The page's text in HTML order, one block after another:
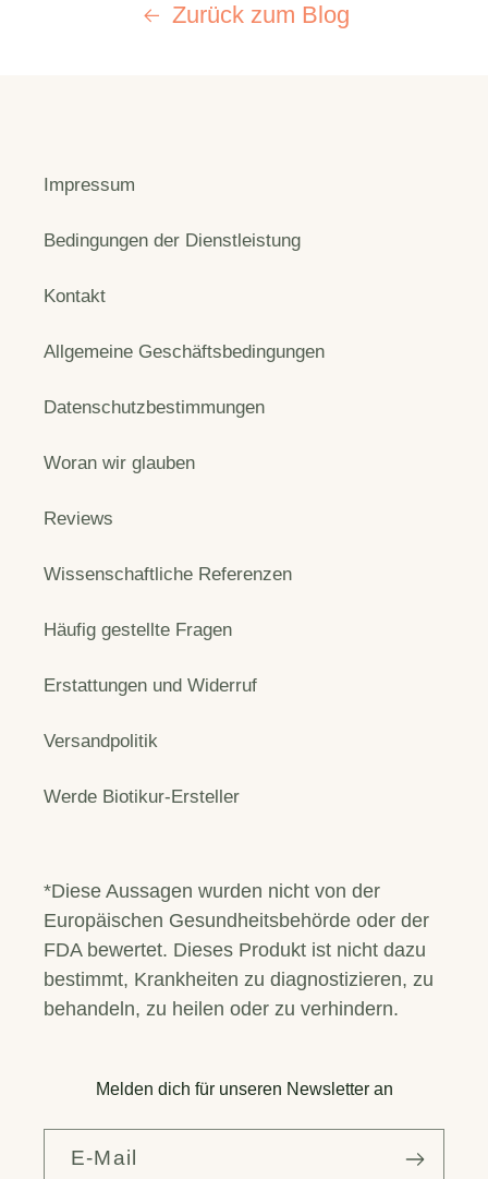
Zurück zum Blog
Impressum
Bedingungen der Dienstleistung
Kontakt
Allgemeine Geschäftsbedingungen
Datenschutzbestimmungen
Woran wir glauben
Reviews
Wissenschaftliche Referenzen
Häufig gestellte Fragen
Erstattungen und Widerruf
Versandpolitik
Werde Biotikur-Ersteller
*Diese Aussagen wurden nicht von der
Europäischen Gesundheitsbehörde oder der
FDA bewertet. Dieses Produkt ist nicht dazu
bestimmt, Krankheiten zu diagnostizieren, zu
behandeln, zu heilen oder zu verhindern.
Melden dich für unseren Newsletter an
E-Mail